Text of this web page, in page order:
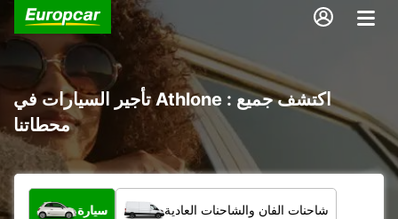
تأجير السيارات في Athlone : اكتشف جميع
محطاتنا
ما نوع المركبة؟
سيارة شاحنات الفان والشاحنات العادية